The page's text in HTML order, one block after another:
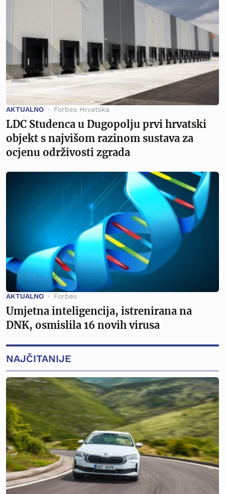
AKTUALNO Forbes Hrvatska
LDC Studenca u Dugopolju prvi hrvatski
objekt s najvišom razinom sustava za
ocjenu održivosti zgrada
AKTUALNO Forbes
Umjetna inteligencija, istrenirana na
DNK, osmislila 16 novih virusa
NAJČITANIJE